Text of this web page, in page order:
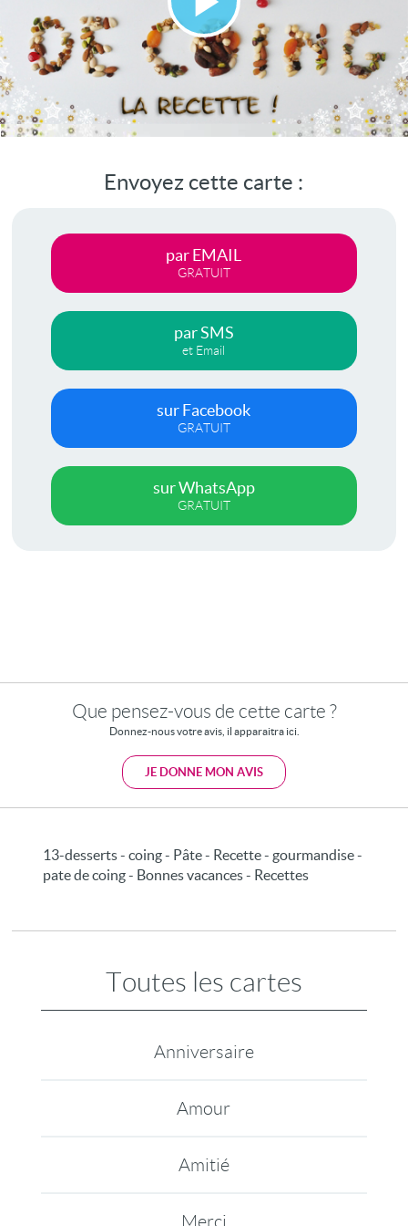
Lire
la
vidéo
Envoyez cette carte :
par EMAIL
GRATUIT
par SMS
et Email
sur Facebook
GRATUIT
sur WhatsApp
GRATUIT
Que pensez-vous de cette carte ?
Donnez-nous votre avis, il apparaitra ici.
JE DONNE MON AVIS
13-desserts - coing - Pâte - Recette - gourmandise -
pate de coing - Bonnes vacances - Recettes
Toutes les cartes
Anniversaire
Amour
Amitié
Merci